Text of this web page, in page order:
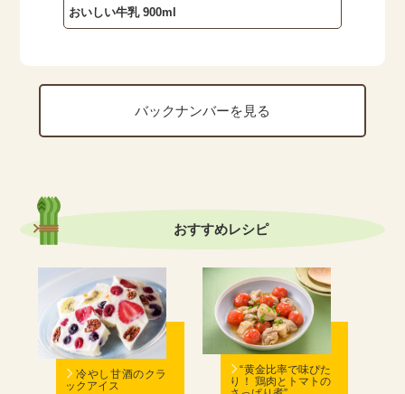
おいしい牛乳 900ml
バックナンバーを見る
おすすめレシピ
冷やし甘酒のクラ
ックアイス
“黄金比率で味ぴた
り！ 鶏肉とトマトの